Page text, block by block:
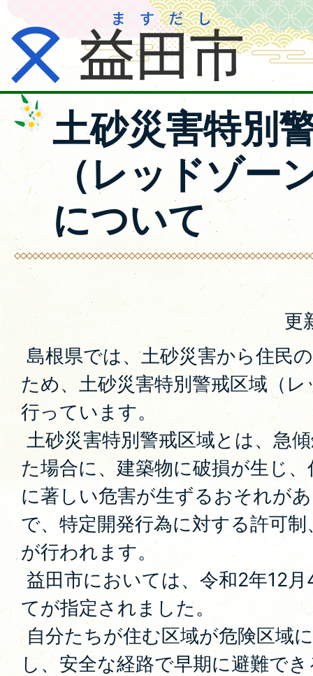
土砂災害特別
（レッドゾー
について
更
島根県では、土砂災害から住民
ため、土砂災害特別警戒区域（
行っています。
土砂災害特別警戒区域とは、急
た場合に、建築物に破損が生じ
に著しい危害が生ずるおそれが
で、特定開発行為に対する許可
が行われます。
益田市においては、令和2年12
てが指定されました。
自分たちが住む区域が危険区域
し、安全な経路で早期に避難で